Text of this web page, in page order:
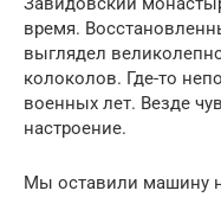
время.
выглядел
колоколов. Где-то
военных лет. Везде
настроение.
Мы оставили машину